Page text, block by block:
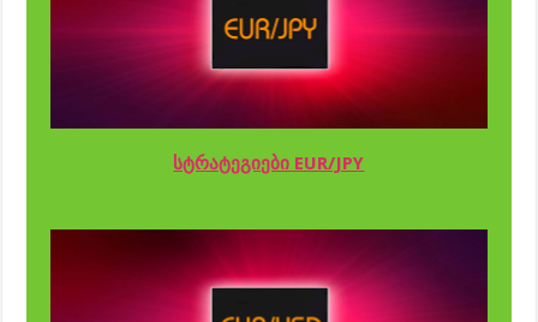
სტრატეგიები EUR/JPY